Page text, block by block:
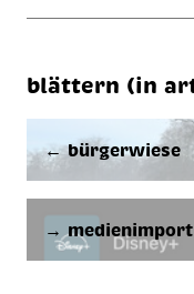
blättern (in
← bürgerwiese
→ medienimport